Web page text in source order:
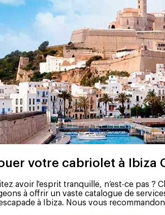
votre cabriolet à Ibiza
avoir l'esprit tranquille, n’est-ce pas ?
à offrir un vaste catalogue de
à Ibiza. Nous vous